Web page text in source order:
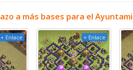
a más bases para el
+ Enlace + Enlace